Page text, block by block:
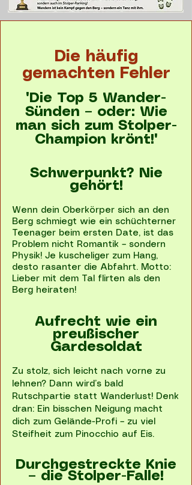
Die häufig
gemachten Fehler
"Die Top 5 Wander-
Sünden – oder: Wie
man sich zum Stolper-
Champion krönt!"
Schwerpunkt? Nie
gehört!
Wenn dein Oberkörper sich an den
Berg schmiegt wie ein schüchterner
Teenager beim ersten Date, ist das
Problem nicht Romantik – sondern
Physik! Je kuscheliger zum Hang,
desto rasanter die Abfahrt. Motto:
Lieber mit dem Tal flirten als den
Berg heiraten!
Aufrecht wie ein
preußischer
Gardesoldat
Zu stolz, sich leicht nach vorne zu
lehnen? Dann wird’s bald
Rutschpartie statt Wanderlust! Denk
dran: Ein bisschen Neigung macht
dich zum Gelände-Profi – zu viel
Steifheit zum Pinocchio auf Eis.
Durchgestreckte Knie
– die Stolper-Falle!